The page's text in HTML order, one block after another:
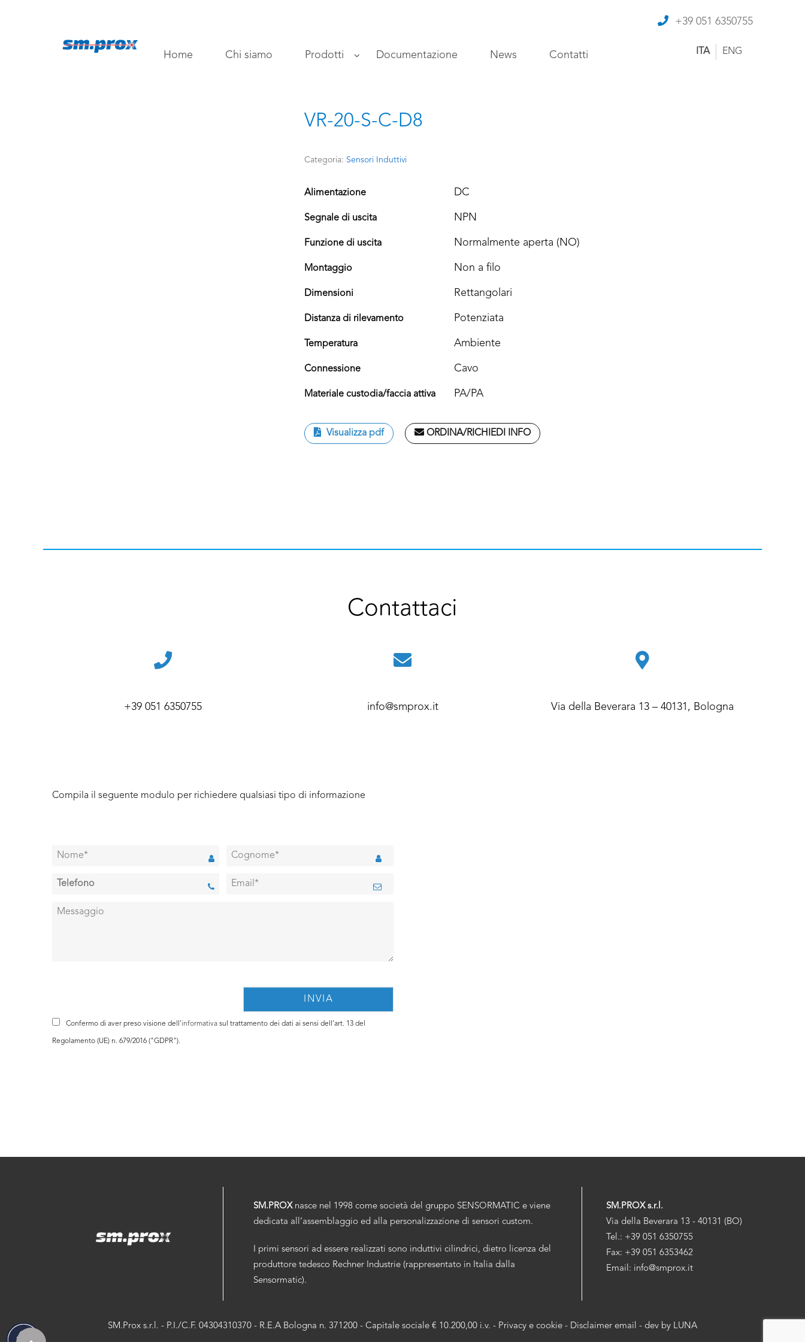
+39 051 6350755
Home Chi siamo Prodotti Documentazione News Contatti ITA ENG
VR-20-S-C-D8
Categoria: Sensori Induttivi
Alimentazione DC
Segnale di uscita NPN
Funzione di uscita Normalmente aperta (NO)
Montaggio Non a filo
Dimensioni Rettangolari
Distanza di rilevamento Potenziata
Temperatura Ambiente
Connessione Cavo
Materiale custodia/faccia attiva PA/PA
Visualizza pdf ORDINA/RICHIEDI INFO
Contattaci
+39 051 6350755 info@smprox.it Via della Beverara 13 – 40131, Bologna
Compila il seguente modulo per richiedere qualsiasi tipo di informazione
Confermo di aver preso visione dell'informativa sul trattamento dei dati ai sensi dell’art. 13 del
Regolamento (UE) n. 679/2016 ("GDPR").
SM.PROXnasce nel 1998 come società del gruppo SENSORMATIC e viene
dedicata all’assemblaggio ed alla personalizzazione di sensori custom.
I primi sensori ad essere realizzati sono induttivi cilindrici, dietro licenza del
produttore tedesco Rechner Industrie (rappresentato in Italia dalla
Sensormatic).
SM.PROX s.r.l.
Via della Beverara 13 - 40131 (BO)
Tel.: +39 051 6350755
Fax: +39 051 6353462
Email: info@smprox.it
SM.Prox s.r.l. - P.I./C.F. 04304310370 - R.E.A Bologna n. 371200 - Capitale sociale € 10.200,00 i.v. - Privacy e cookie - Disclaimer email - dev by LUNA